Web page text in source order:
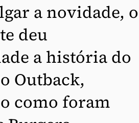
a novidade, o
deu
a história do
Outback,
como foram